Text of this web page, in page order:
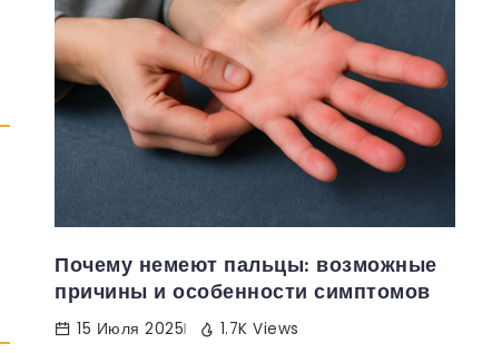
Почему немеют пальцы: возможные
причины и особенности симптомов
15 Июля 2025 1.7K Views